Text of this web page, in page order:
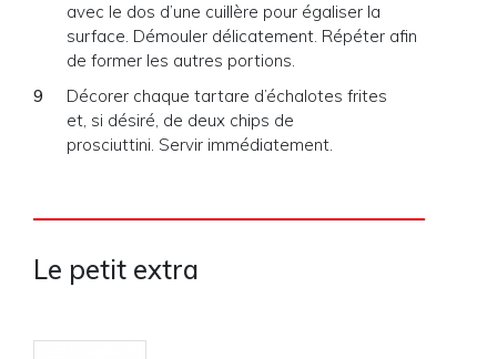
avec le dos d’une cuillère pour égaliser la
surface. Démouler délicatement. Répéter afin
de former les autres portions.
Décorer chaque tartare d’échalotes frites
et, si désiré, de deux chips de
prosciuttini. Servir immédiatement.
Le petit extra